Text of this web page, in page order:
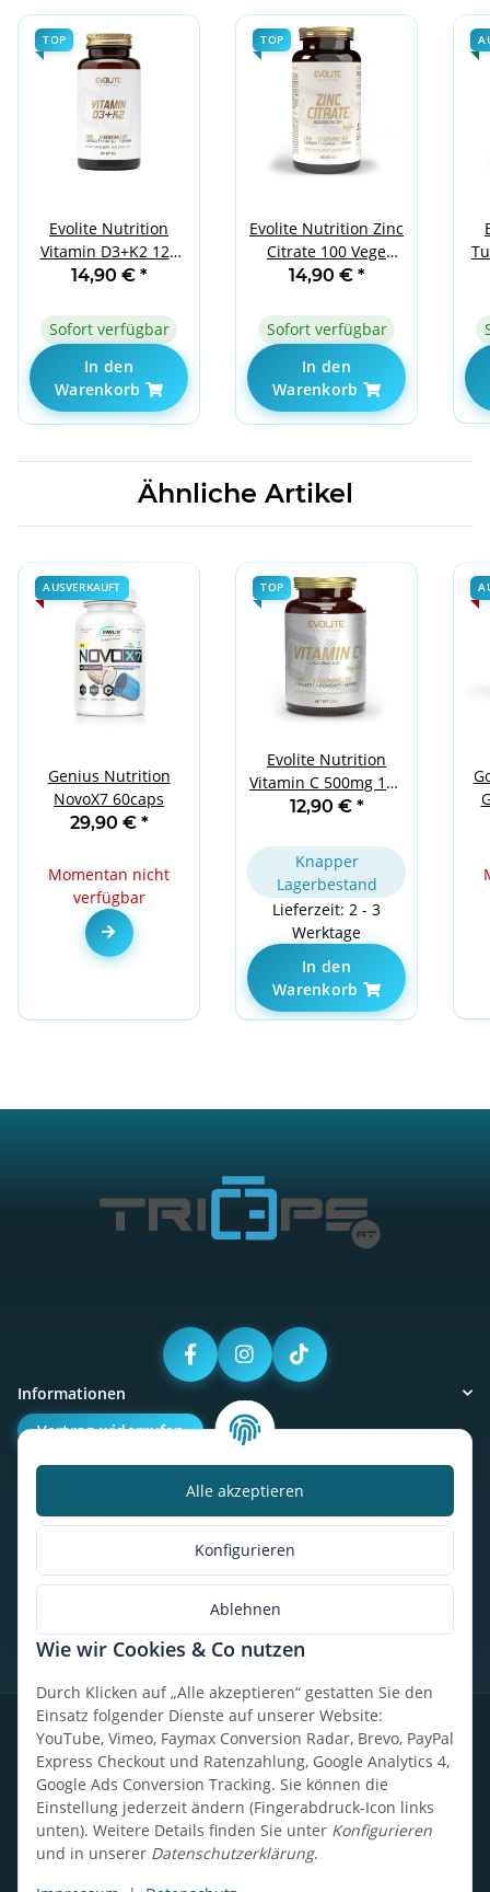
Alle akzeptieren
Konfigurieren
Ablehnen
Wie wir Cookies & Co nutzen
Durch Klicken auf „Alle akzeptieren“ gestatten Sie den
Einsatz folgender Dienste auf unserer Website:
YouTube, Vimeo, Faymax Conversion Radar, Brevo, PayPal
Express Checkout und Ratenzahlung, Google Analytics 4,
Google Ads Conversion Tracking. Sie können die
Einstellung jederzeit ändern (Fingerabdruck-Icon links
unten). Weitere Details finden Sie unter Konfigurieren
und in unserer Datenschutzerklärung.
TOP
Evolite Nutrition
Vitamin D3+K2 120
Caps
14,90 € *
Sofort verfügbar
In den
Warenkorb
TOP
Evolite Nutrition Zinc
Citrate 100 Vege
Caps
14,90 € *
Sofort verfügbar
In den
Warenkorb
Ähnliche Artikel
AUSVERKAUFT
Genius Nutrition
NovoX7 60caps
29,90 € *
Momentan nicht
verfügbar
Zum Artikel
TOP
Evolite Nutrition
Vitamin C 500mg 180
Vege Caps
12,90 € *
Knapper
Lagerbestand
Lieferzeit: 2 - 3
Werktage
In den
Warenkorb
Informationen
Vertrag widerrufen
Kalorienbedarfsrechner
So findest du uns
* Alle Preise inkl. gesetzlicher USt., zzgl.Versand
Datenschutz Widerrufsrecht AGBImpressumSitemap
Design, Entwicklung & technische Betreuung: UpCode.ONE Sp.